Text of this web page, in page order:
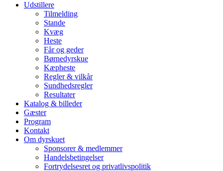
Udstillere
Tilmelding
Stande
Kvæg
Heste
Får og geder
Børnedyrskue
Kæpheste
Regler & vilkår
Sundhedsregler
Resultater
Katalog & billeder
Gæster
Program
Kontakt
Om dyrskuet
Sponsorer & medlemmer
Handelsbetingelser
Fortrydelsesret og privatlivspolitik